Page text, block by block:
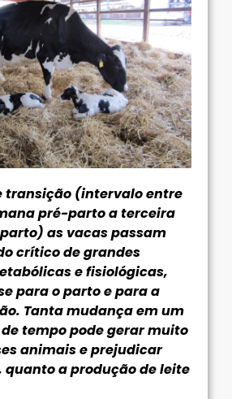
transição (intervalo entre
pré-parto a terceira
as vacas passam
crítico de grandes
e fisiológicas,
para o parto e para a
Tanta mudança em um
tempo pode gerar muito
animais e prejudicar
a produção de leite